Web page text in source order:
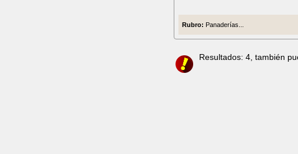
Rubro: Panaderías...
Resultados: 4, también